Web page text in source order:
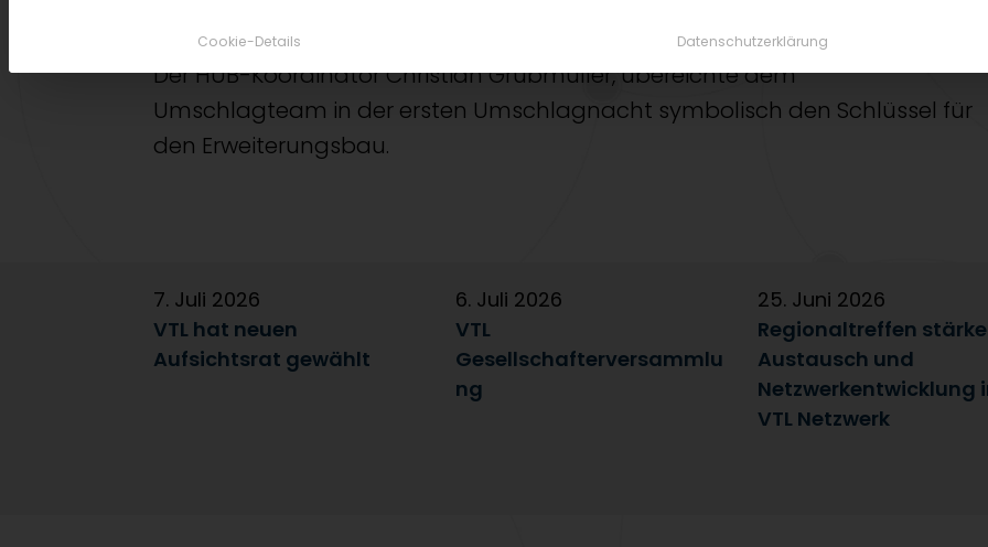
Der HUB-Koordinator Christian Grubmüller, übereichte dem
Umschlagteam in der ersten Umschlagnacht symbolisch den Schlüssel für
den Erweiterungsbau.
7. Juli 2026
VTL hat neuen
Aufsichtsrat gewählt
6. Juli 2026
VTL
Gesellschafterversammlu
ng
25. Juni 2026
Regionaltreffen
Austausch und
Netzwerkentwicklung
VTL Netzwerk
Cookie-Details Datenschutzerklärung